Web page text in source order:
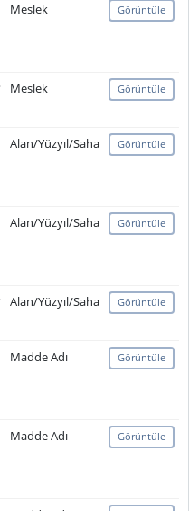
Meslek Görüntüle
Meslek Görüntüle
Alan/Yüzyıl/Saha Görüntüle
Alan/Yüzyıl/Saha Görüntüle
Alan/Yüzyıl/Saha Görüntüle
Madde Adı Görüntüle
Madde Adı Görüntüle